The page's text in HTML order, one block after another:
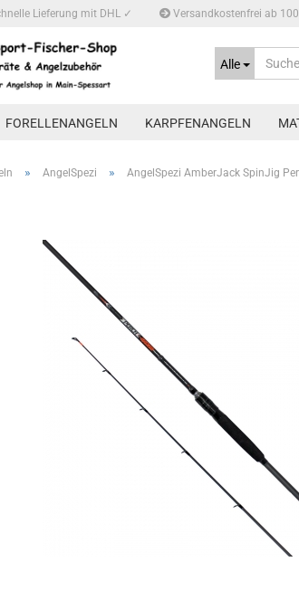
Lieferung mit DHL ✓ Versandkostenfrei ab
Alle
FORELLENANGELN KARPFENANGELN
» AngelSpezi » AngelSpezi AmberJack SpinJig